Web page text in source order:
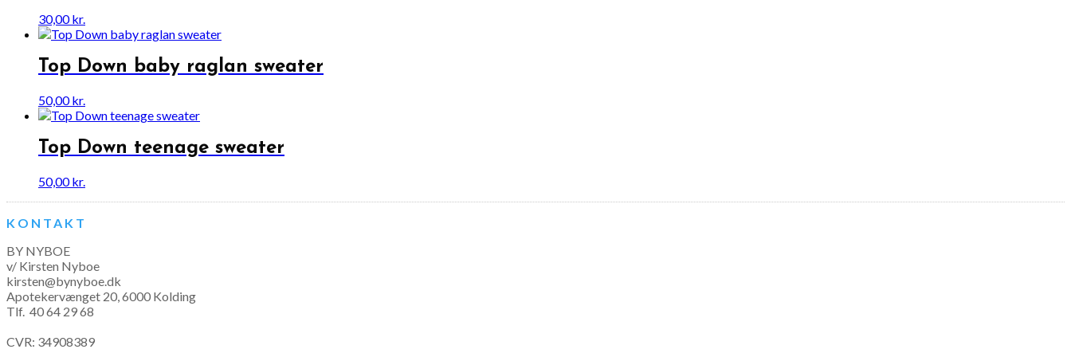
30,00kr.
Top Down baby raglan sweater
50,00kr.
Top Down teenage sweater
50,00kr.
KONTAKT
BY NYBOE
v/ Kirsten Nyboe
kirsten@bynyboe.dk
Apotekervænget 20, 6000 Kolding
Tlf. 40 64 29 68
CVR: 34908389